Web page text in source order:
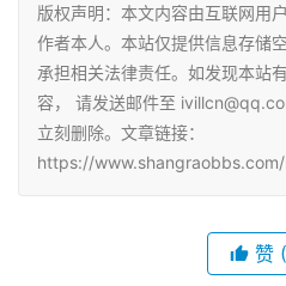
版权声明：本文内容由互联网用
作者本人。本站仅提供信息存储
承担相关法律责任。如发现本站
容， 请发送邮件至
立刻删除。文章链接：
https://
赞